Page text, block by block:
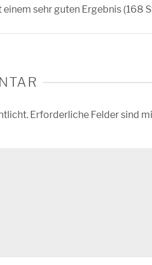
sehr guten Ergebnis (168
Erforderliche Felder sind